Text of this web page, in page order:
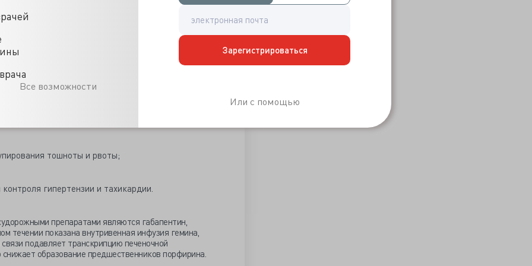
Все возможности
Зарегистрироваться
Или с помощью
купирование тяжёлых симптомов, инфузионную
мониторинг жизненно важных функций. По
факторы и начинают симптоматическую терапию:
болевого синдрома;
тошноты и рвоты;
гипертензии и тахикардии.
препаратами являются габапентин,
течении показана внутривенная инфузия гемина,
подавляет транскрипцию печеночной
снижает образование предшественников порфирина.